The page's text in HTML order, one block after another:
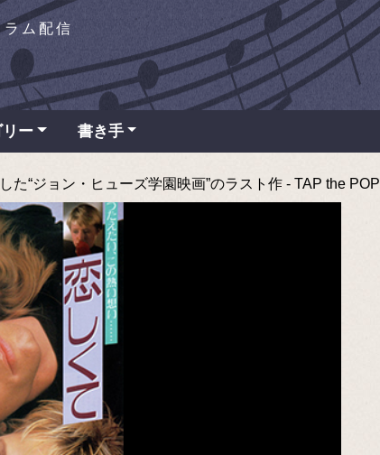
ラム配信
リー 書き手
た“ジョン・ヒューズ学園映画”のラスト作 - TAP the POP